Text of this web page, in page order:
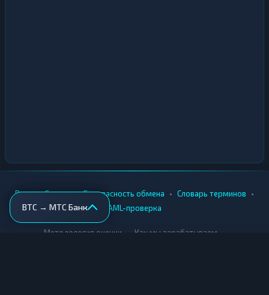
BTC → МТС Банк
Вики • Города • Безопасность обмена • Словарь терминов •
AML-проверка
Методология оценки Как мы зарабатываем